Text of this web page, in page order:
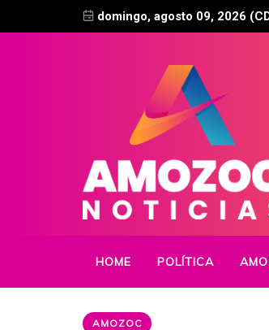
domingo, agosto 09, 2026
HOME POLÍTICA
AMOZOC